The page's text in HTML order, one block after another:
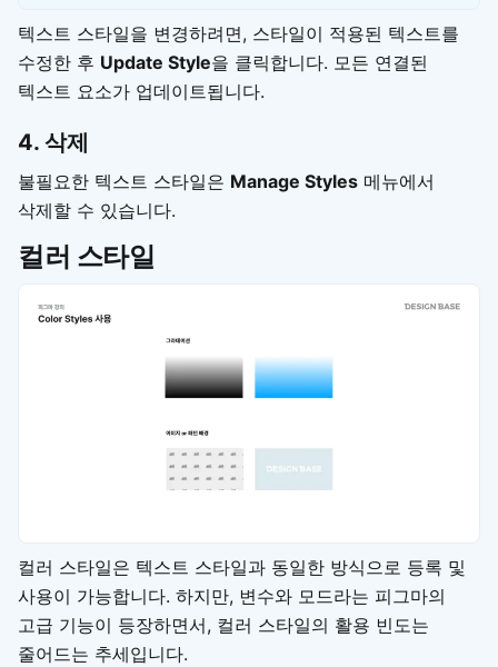
텍스트 스타일을 변경하려면, 스타일이 적용된 텍스트를
수정한 후 Update Style을 클릭합니다. 모든 연결된
텍스트 요소가 업데이트됩니다.
4. 삭제
불필요한 텍스트 스타일은 Manage Styles 메뉴에서
삭제할 수 있습니다.
컬러 스타일
컬러 스타일은 텍스트 스타일과 동일한 방식으로 등록 및
사용이 가능합니다. 하지만, 변수와 모드라는 피그마의
고급 기능이 등장하면서, 컬러 스타일의 활용 빈도는
줄어드는 추세입니다.